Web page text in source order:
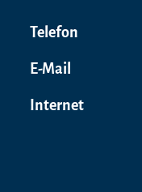
Telefon
E-Mail
Internet